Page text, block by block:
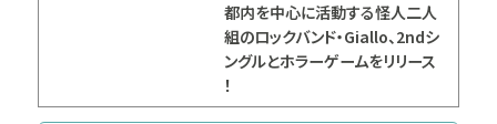
都内を中心に活動する怪人二人
組のロックバンド・Giallo、2ndシ
ングルとホラーゲームをリリース
！